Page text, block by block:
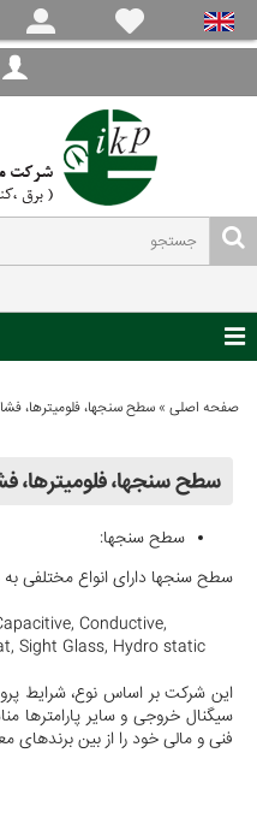
صفحه اصلی » سطح سنجها، فلومیترها،
سطح سنجها، فلومیترها،
سطح سنجها:
سطح سنجها دارای انواع مختلفی
Conductive,
Sight Glass, Hydro static
این شرکت بر اساس نوع، شرایط
سیگنال خروجی و سایر پارامترها
فنی و مالی خود را از بین برندهای